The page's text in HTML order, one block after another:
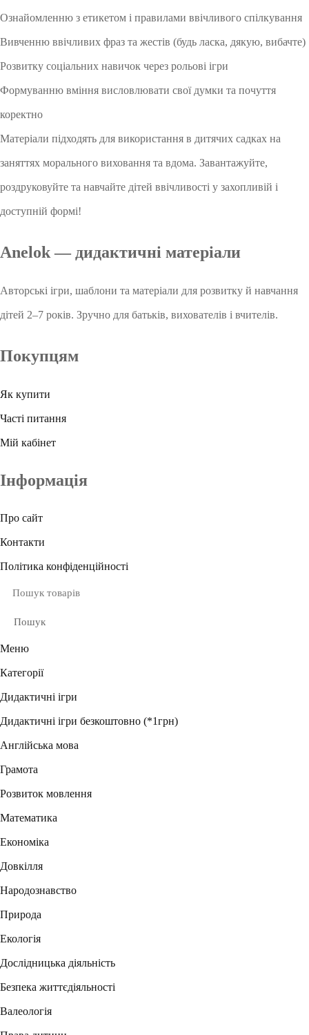
Ознайомленню з етикетом і правилами ввічливого спілкування
Вивченню ввічливих фраз та жестів (будь ласка, дякую, вибачте)
Розвитку соціальних навичок через рольові ігри
Формуванню вміння висловлювати свої думки та почуття
коректно
Матеріали підходять для використання в дитячих садках на
заняттях морального виховання та вдома. Завантажуйте,
роздруковуйте та навчайте дітей ввічливості у захопливій і
доступній формі!
Anelok — дидактичні матеріали
Авторські ігри, шаблони та матеріали для розвитку й навчання
дітей 2–7 років. Зручно для батьків, вихователів і вчителів.
Покупцям
Як купити
Часті питання
Мій кабінет
Інформація
Про сайт
Контакти
Політика конфіденційності
Пошук
Меню
Категорії
Дидактичні ігри
Дидактичні ігри безкоштовно (*1грн)
Англійська мова
Грамота
Розвиток мовлення
Математика
Економіка
Довкілля
Народознавство
Природа
Екологія
Дослідницька діяльність
Безпека життєдіяльності
Валеологія